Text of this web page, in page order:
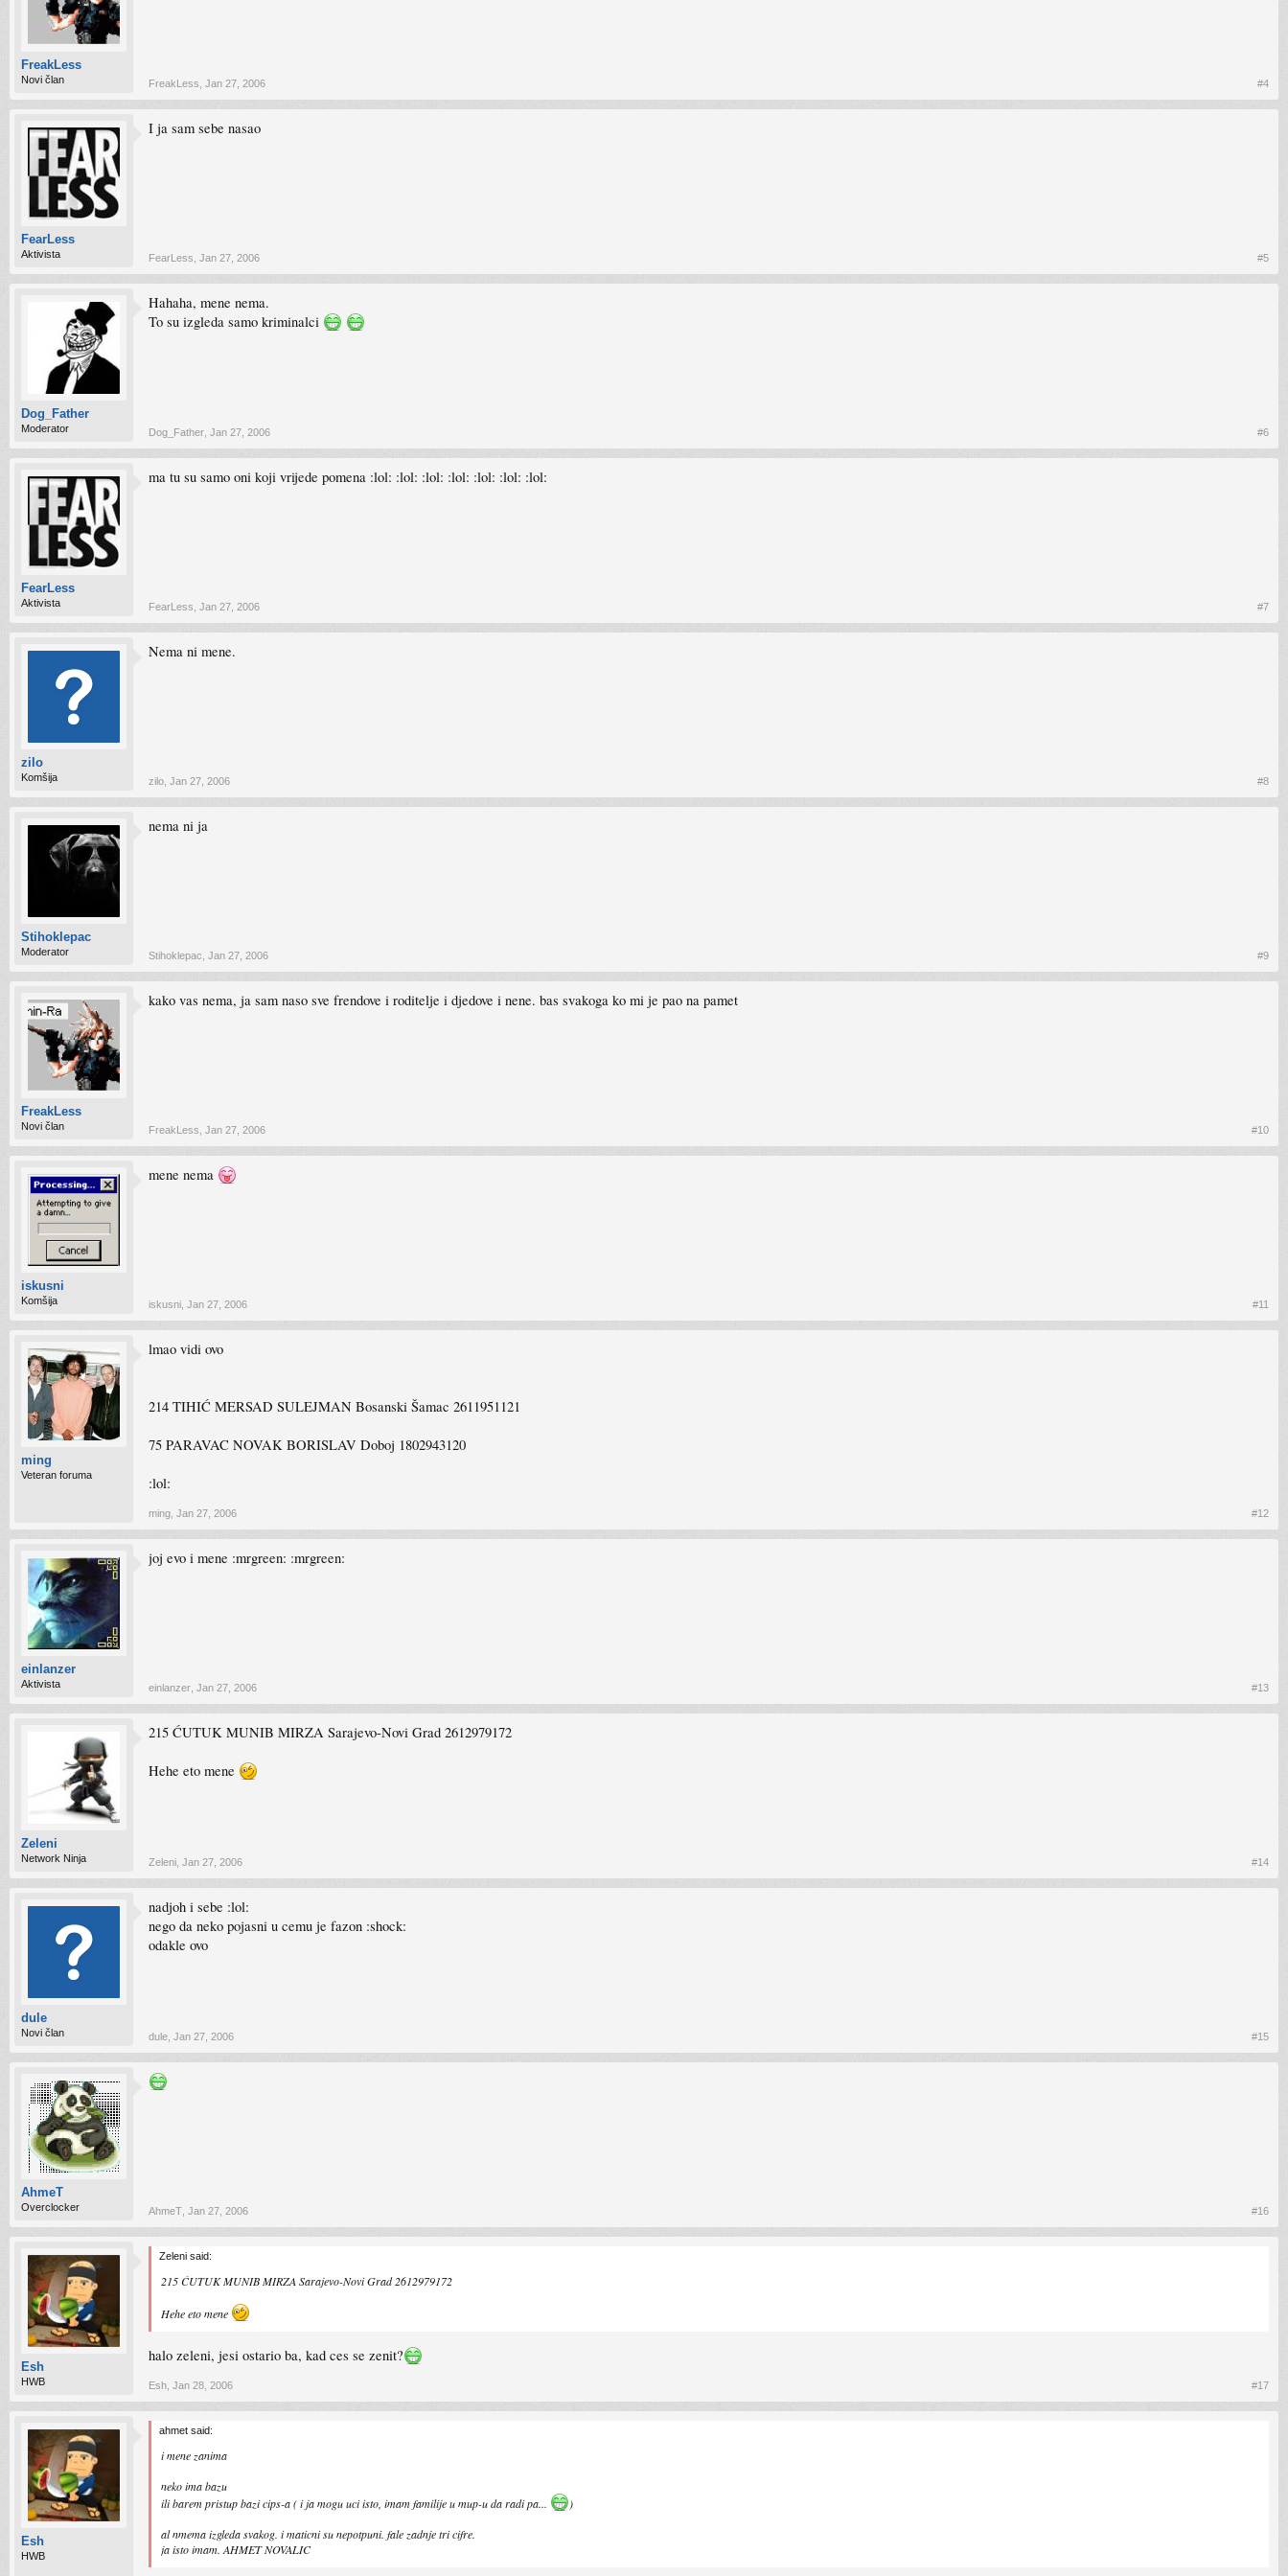
FreakLess
Novi član FreakLess Jan 27, 2006 #4
FearLess
Aktivista
I ja sam sebe nasao
FearLess Jan 27, 2006 #5
Dog_Father
Moderator
Hahaha, mene nema.
To su izgleda samo kriminalci
Dog_Father Jan 27, 2006 #6
FearLess
Aktivista
ma tu su samo oni koji vrijede pomena :lol: :lol: :lol: :lol: :lol: :lol: :lol:
FearLess Jan 27, 2006 #7
zilo
Komšija
Nema ni mene.
zilo Jan 27, 2006 #8
Stihoklepac
Moderator
nema ni ja
Stihoklepac Jan 27, 2006 #9
FreakLess
Novi član
kako vas nema, ja sam naso sve frendove i roditelje i djedove i nene. bas svakoga ko mi je pao na pamet
FreakLess Jan 27, 2006 #10
iskusni
Komšija
mene nema
iskusni Jan 27, 2006 #11
ming
Veteran foruma
lmao vidi ovo
214 TIHIĆ MERSAD SULEJMAN Bosanski Šamac 2611951121
75 PARAVAC NOVAK BORISLAV Doboj 1802943120
:lol:
ming Jan 27, 2006 #12
einlanzer
Aktivista
joj evo i mene :mrgreen: :mrgreen:
einlanzer Jan 27, 2006 #13
Zeleni
Network Ninja
215 ĆUTUK MUNIB MIRZA Sarajevo-Novi Grad 2612979172
Hehe eto mene
Zeleni Jan 27, 2006 #14
dule
Novi član
nadjoh i sebe :lol:
nego da neko pojasni u cemu je fazon :shock:
odakle ovo
dule Jan 27, 2006 #15
AhmeT
Overclocker AhmeT Jan 27, 2006 #16
Esh
HWB
Zeleni said:
215 ĆUTUK MUNIB MIRZA Sarajevo-Novi Grad 2612979172
Hehe eto mene
halo zeleni, jesi ostario ba, kad ces se zenit?
Esh Jan 28, 2006 #17
Esh
HWB
ahmet said:
i mene zanima
neko ima bazu
ili barem pristup bazi cips-a ( i ja mogu uci isto, imam familije u mup-u da radi pa...
)
al nmema izgleda svakog. i maticni su nepotpuni. fale zadnje tri cifre.
ja isto imam. AHMET NOVALIC